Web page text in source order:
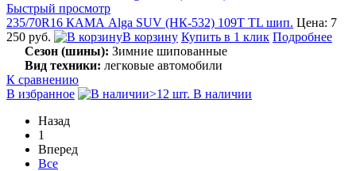
Быстрый просмотр
235/70R16 КАМА Alga SUV (НК-532) 109T TL шип. Цена: 7
250 руб.
В корзину Купить в 1 клик Подробнее
Сезон (шины): Зимние шипованные
Вид техники: легковые автомобили
К сравнению
В избранное
>12 шт. В наличии
Назад
1
Вперед
Все